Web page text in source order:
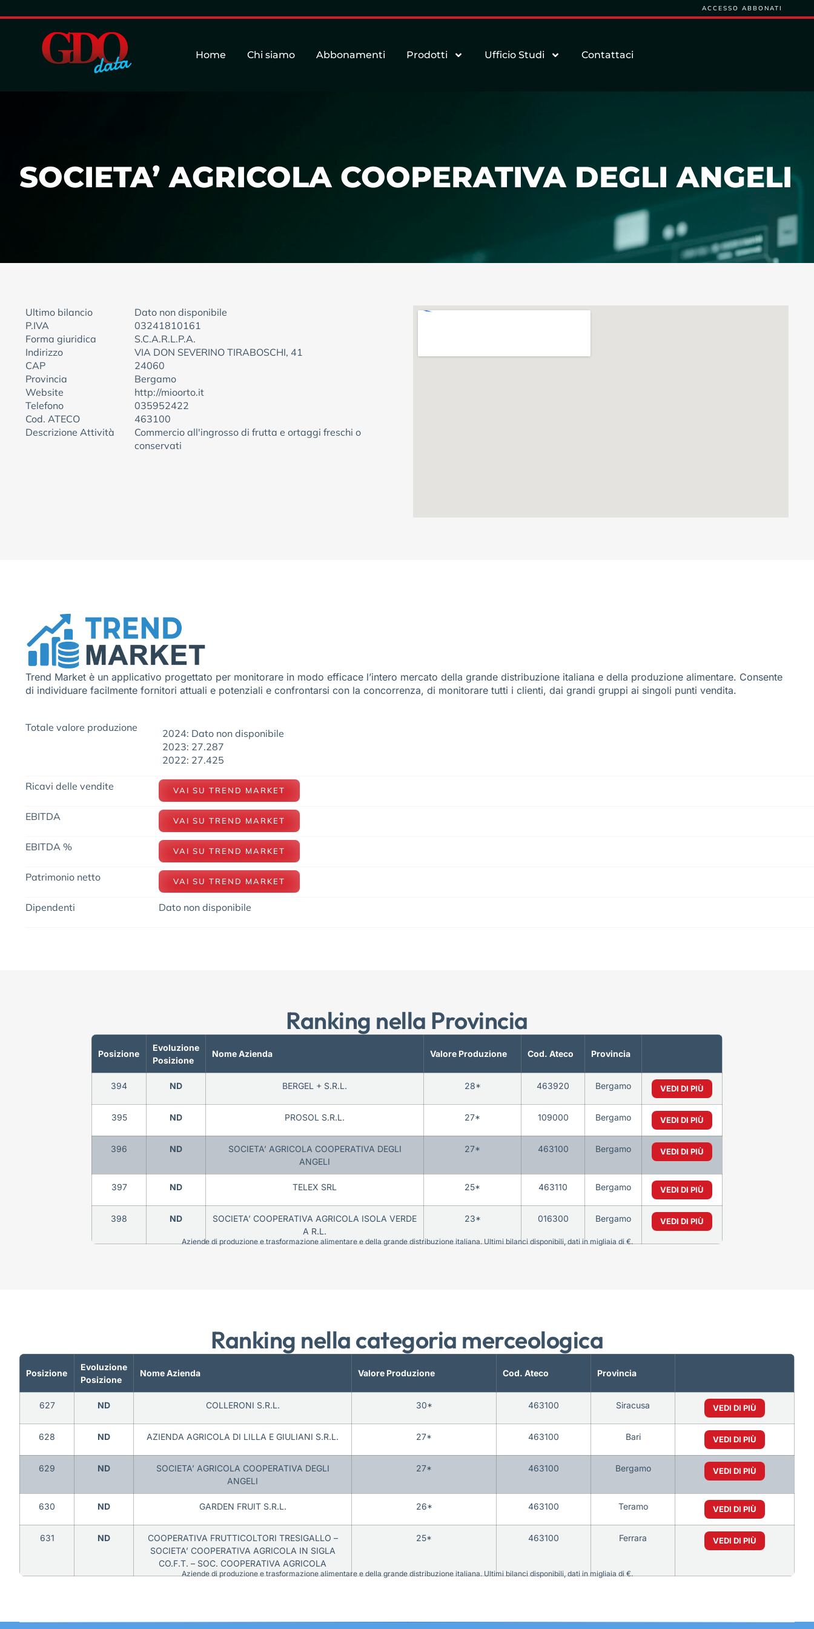
ACCESSO ABBONATI
Home Chi siamo Abbonamenti Prodotti Ufficio Studi Contattaci
SOCIETA’ AGRICOLA COOPERATIVA DEGLI ANGELI
Ultimo bilancio
Dato non disponibile
P.IVA
03241810161
Forma giuridica
S.C.A.R.L.P.A.
Indirizzo
VIA DON SEVERINO TIRABOSCHI, 41
CAP
24060
Provincia
Bergamo
Website
http://mioorto.it
Telefono
035952422
Cod. ATECO
463100
Descrizione Attività
Commercio all'ingrosso di frutta e ortaggi freschi o
conservati
Trend Market è un applicativo progettato per monitorare in modo efficace l’intero mercato della grande distribuzione italiana e della produzione alimentare. Consente
di individuare facilmente fornitori attuali e potenziali e confrontarsi con la concorrenza, di monitorare tutti i clienti, dai grandi gruppi ai singoli punti vendita.
Totale valore produzione
2024: Dato non disponibile
2023: 27.287
2022: 27.425
Ricavi delle vendite VAI SU TREND MARKET
EBITDA VAI SU TREND MARKET
EBITDA % VAI SU TREND MARKET
Patrimonio netto VAI SU TREND MARKET
Dipendenti Dato non disponibile
Ranking nella Provincia
Posizione
Evoluzione
Posizione
Nome Azienda Valore Produzione Cod. Ateco Provincia
394 ND BERGEL + S.R.L. 28* 463920 Bergamo VEDI DI PIÙ
395 ND PROSOL S.R.L. 27* 109000 Bergamo VEDI DI PIÙ
396 ND
SOCIETA’ AGRICOLA COOPERATIVA DEGLI
ANGELI
27* 463100 Bergamo VEDI DI PIÙ
397 ND TELEX SRL 25* 463110 Bergamo VEDI DI PIÙ
398 ND
SOCIETA’ COOPERATIVA AGRICOLA ISOLA VERDE
A R.L.
23* 016300 Bergamo VEDI DI PIÙ
Aziende di produzione e trasformazione alimentare e della grande distribuzione italiana. Ultimi bilanci disponibili, dati in migliaia di €.
Ranking nella categoria merceologica
Posizione
Evoluzione
Posizione
Nome Azienda Valore Produzione Cod. Ateco Provincia
627 ND COLLERONI S.R.L. 30* 463100 Siracusa VEDI DI PIÙ
628 ND AZIENDA AGRICOLA DI LILLA E GIULIANI S.R.L. 27* 463100 Bari VEDI DI PIÙ
629 ND
SOCIETA’ AGRICOLA COOPERATIVA DEGLI
ANGELI
27* 463100 Bergamo VEDI DI PIÙ
630 ND GARDEN FRUIT S.R.L. 26* 463100 Teramo VEDI DI PIÙ
631 ND
COOPERATIVA FRUTTICOLTORI TRESIGALLO –
SOCIETA’ COOPERATIVA AGRICOLA IN SIGLA
CO.F.T. – SOC. COOPERATIVA AGRICOLA
25* 463100 Ferrara VEDI DI PIÙ
Aziende di produzione e trasformazione alimentare e della grande distribuzione italiana. Ultimi bilanci disponibili, dati in migliaia di €.